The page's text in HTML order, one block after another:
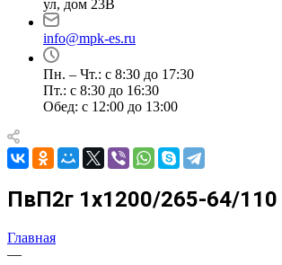
ул, дом 23В
info@mpk-es.ru
Пн. – Чт.: с 8:30 до 17:30
Пт.: с 8:30 до 16:30
Обед: с 12:00 до 13:00
ПвП2г 1х1200/265-64/110
Главная
—